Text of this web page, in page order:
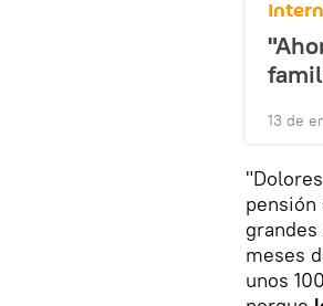
13 de
pensión
meses
unos